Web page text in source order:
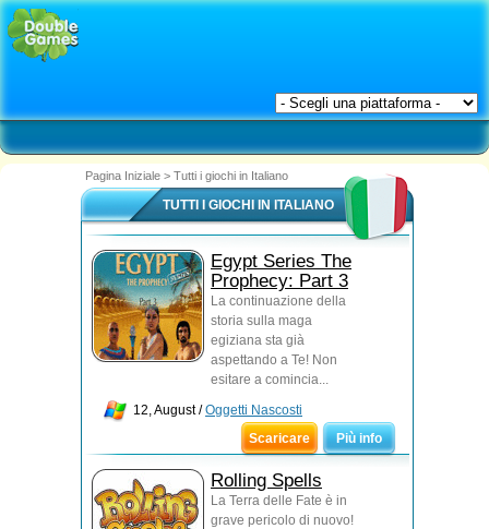
Pagina Iniziale > Tutti i giochi in Italiano
TUTTI I GIOCHI IN ITALIANO
Egypt Series The
Prophecy: Part 3
La continuazione della
storia sulla maga
egiziana sta già
aspettando a Te! Non
esitare a comincia...
12, August /Oggetti Nascosti
Scaricare
Più info
Rolling Spells
La Terra delle Fate è in
grave pericolo di nuovo!